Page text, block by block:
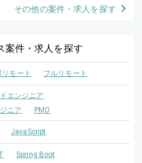
その他の案件・求人を探す
案件・求人を探す
モート フルリモート
エンジニア
ニア
PMO
JavaScript
Spring Boot